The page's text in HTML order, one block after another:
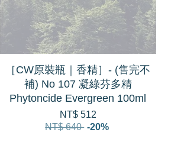
［CW原裝瓶｜香精］- (售完不
補) No 107 凝綠芬多精
Phytoncide Evergreen 100ml
NT$ 512
NT$ 640 -20%